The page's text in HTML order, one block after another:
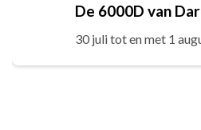
De 6000D van
30 juli tot en met 1